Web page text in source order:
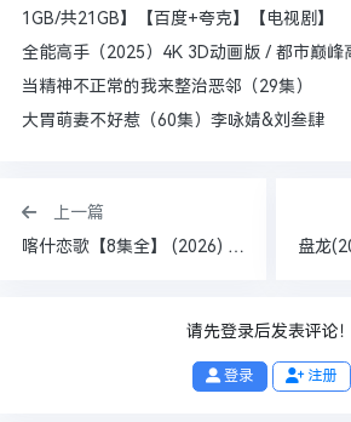
1GB/共21GB】【百度+夸克】【电视剧】
全能高手（2025）4K 3D动画版 / 都市巅峰
当精神不正常的我来整治恶邻（29集）
大胃萌妻不好惹（60集）李咏婧&刘叁肆
上一篇
喀什恋歌【8集全】 (2026) 4K臻彩国语中字 李兰迪/郭俊辰 【1.5G/集】
请先登录后发表评论！
登录 注册